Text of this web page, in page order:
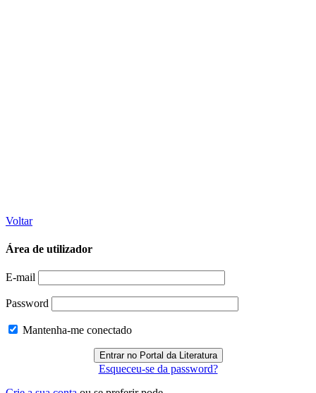
Voltar
Área de utilizador
E-mail
Password
Mantenha-me conectado
Esqueceu-se da password?